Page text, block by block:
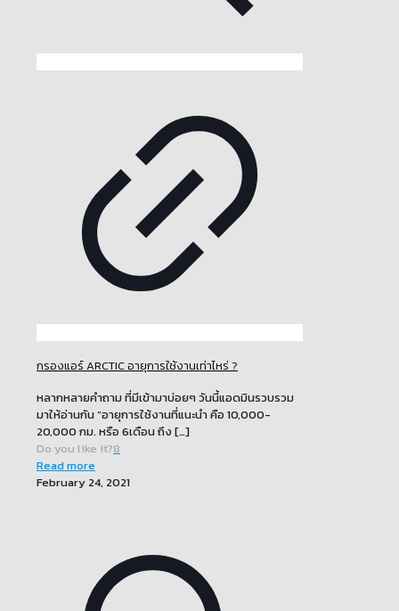
กรองแอร์ ARCTIC อายุการใช้งานเท่าไหร่ ?
หลากหลายคำถาม ที่มีเข้ามาบ่อยๆ วันนี้แอดมินรวบรวม
มาให้อ่านกัน “อายุการใช้งานที่แนะนำ คือ 10,000-
20,000 กม. หรือ 6เดือน ถึง […]
Do you like it?8
Read more
February 24, 2021